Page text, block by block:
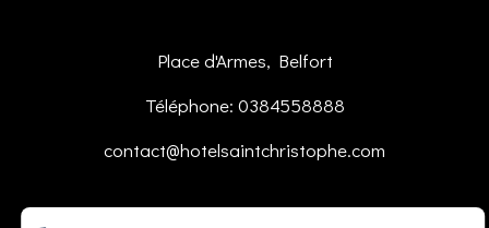
Place d'Armes, Belfort
Téléphone: 0384558888
contact@hotelsaintchristophe.com
Accueil